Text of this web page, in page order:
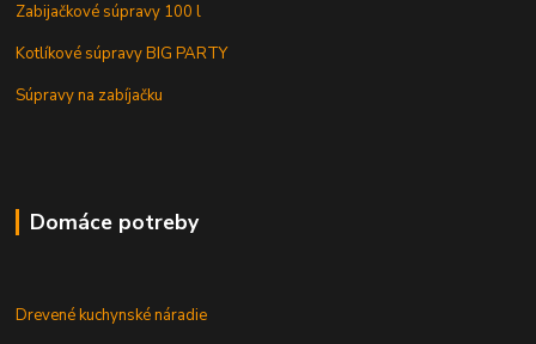
Zabijačkové súpravy 100 l
Kotlíkové súpravy BIG PARTY
Súpravy na zabíjačku
Domáce potreby
Drevené kuchynské náradie